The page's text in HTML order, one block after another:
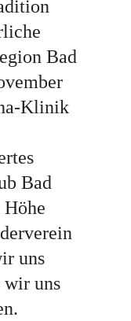
Bad
Klinik
Bad
uns
wir uns